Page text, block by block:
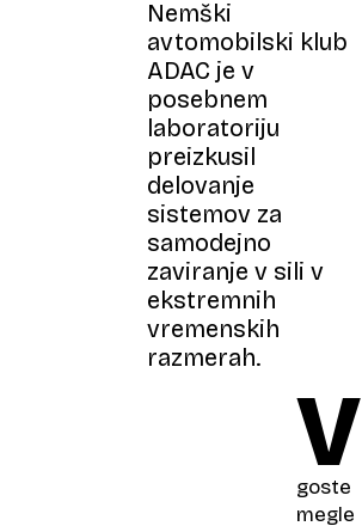
Nemški
avtomobilski klub
ADAC je v
posebnem
laboratoriju
preizkusil
delovanje
sistemov za
samodejno
zaviranje v sili v
ekstremnih
vremenskih
razmerah.
V
goste
megle